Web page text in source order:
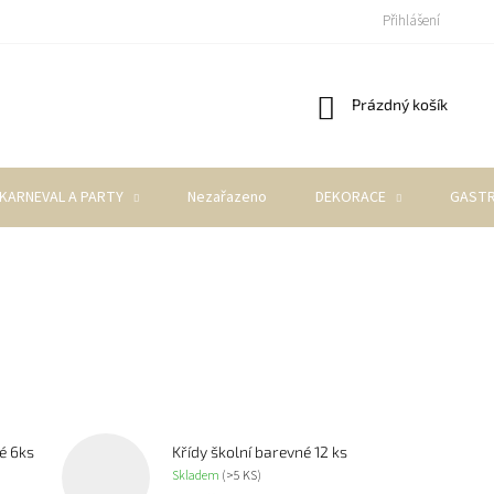
Přihlášení
Nákupní
Prázdný košík
KARNEVAL A PARTY Nezařazeno DEKORACE
6ks
Křídy školní barevné 12 ks
Skladem (>5 KS)